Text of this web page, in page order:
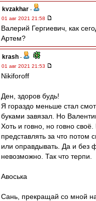
kvzakhar -
01 авг 2021 21:58
Валерий Гергиевич, как
Артем?
krash -
01 авг 2021 21:53
Nikiforoff
Ден, здоров будь!
Я гораздо меньше стал
буками завязал. Но
Хоть и говно, но говно
представлять за что потом
или оправдывать. Да и без
невозможно. Так что терпи.
Авоська
Сань, прекращай со мной